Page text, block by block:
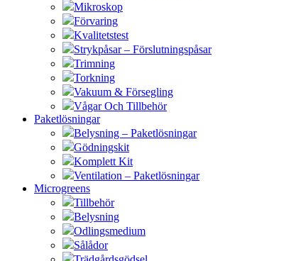
Mikroskop
Förvaring
Kvalitetstest
Strykpåsar – Förslutningspåsar
Trimning
Torkning
Vakuum & Försegling
Vågar Och Tillbehör
Paketlösningar
Belysning – Paketlösningar
Gödningskit
Komplett Kit
Ventilation – Paketlösningar
Microgreens
Tillbehör
Belysning
Odlingsmedium
Sålådor